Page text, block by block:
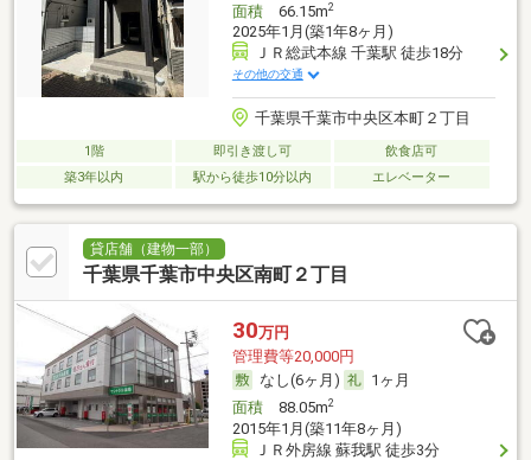
面積66.15m2
2025年1月(築1年8ヶ月)
ＪＲ総武本線 千葉駅 徒歩18分
その他の交通
千葉県千葉市中央区本町２丁目
1階 即引き渡し可
飲食店可
築3年以内
駅から徒歩10分以内 エレベーター
貸店舗（建物一部）
千葉県千葉市中央区南町２丁目
30万円
管理費等20,000円
なし(6ヶ月)
1ヶ月
面積88.05m2
2015年1月(築11年8ヶ月)
ＪＲ外房線 蘇我駅 徒歩3分